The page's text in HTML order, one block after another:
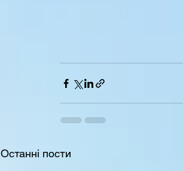
Останні пости